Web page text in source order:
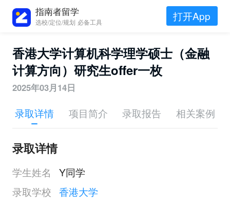
指南者留学
选校/定位/规划 必备工具 打开App
香港大学计算机科学理学硕士（金融
计算方向）研究生offer一枚
2025年03月14日
录取详情 项目简介 录取报告 相关案例
录取详情
学生姓名
Y同学
录取学校 香港大学